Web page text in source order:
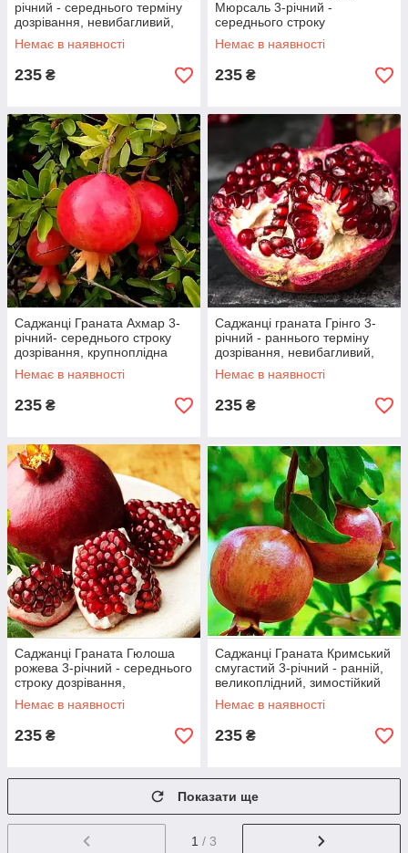
річний - середнього терміну
дозрівання, невибагливий,
зимостійкий
Немає в наявності
235 ₴
Мюрсаль 3-річний -
середнього строку
дозрівання, крупноплідна,
тонкошкірий
Немає в наявності
235 ₴
Саджанці Граната Ахмар 3-
річний- середнього строку
дозрівання, крупноплідна
Немає в наявності
235 ₴
Саджанці граната Грінго 3-
річний - раннього терміну
дозрівання, невибагливий,
зимостійкий
Немає в наявності
235 ₴
Саджанці Граната Гюлоша
рожева 3-річний - середнього
строку дозрівання,
крупноплідна, тонкокорый
Немає в наявності
235 ₴
Саджанці Граната Кримський
смугастий 3-річний - ранній,
великоплідний, зимостійкий
Немає в наявності
235 ₴
Показати ще
1 / 3